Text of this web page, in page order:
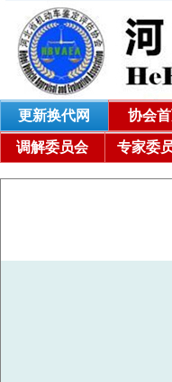
更新换代网 协会
调解委员会 专家委